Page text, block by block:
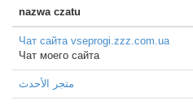
nazwa czatu
Чат сайта vseprogi.zzz.com.ua
Чат моего сайта
متجر الأحدث